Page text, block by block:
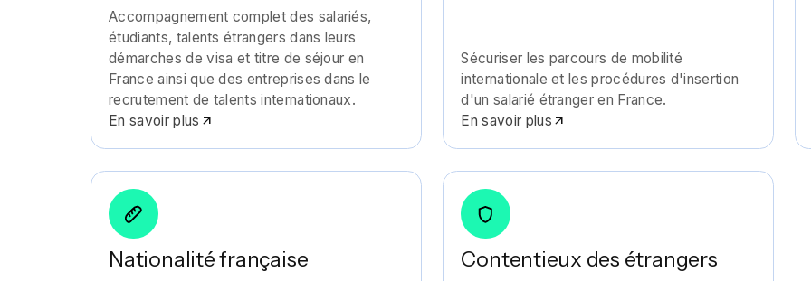
Accompagnement complet des salariés,
étudiants, talents étrangers dans leurs
démarches de visa et titre de séjour en
France ainsi que des entreprises dans le
recrutement de talents internationaux.
En savoir plus
Sécuriser les parcours de mobilité
internationale et les procédures d'insertion
d'un salarié étranger en France.
En savoir plus
Nationalité française Contentieux des étrangers